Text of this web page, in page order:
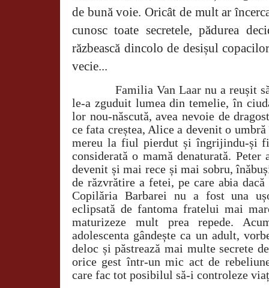
de bună voie. Oricât de mult ar
cunosc toate secretele, pădurea
răzbească dincolo de desișul
vecie...
Familia Van Laar nu a reușit
le-a zguduit lumea din temelie, în
lor nou-născută, avea nevoie de
ce fata creștea, Alice a devenit o
mereu la fiul pierdut și îngrijindu-și
considerată o mamă denaturată.
devenit și mai rece și mai sobru,
de răzvrătire a fetei, pe care abia
Copilăria Barbarei nu a fost una
eclipsată de fantoma fratelui mai
maturizeze mult prea repede.
adolescenta gândește ca un adult,
deloc și păstrează mai multe secrete
orice gest într-un mic act de
care fac tot posibilul să-i controleze